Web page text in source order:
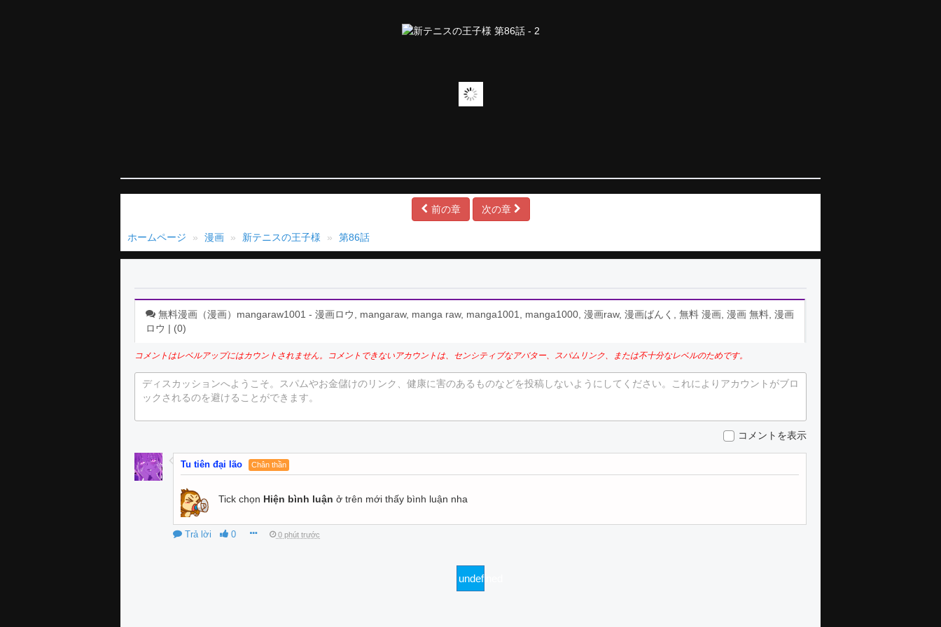
前の章 次の章
ホームページ 漫画 新テニスの王子様 第86話
無料漫画（漫画）mangaraw1001 - 漫画ロウ, mangaraw, manga raw, manga1001, manga1000, 漫画raw, 漫画ばんく, 無料 漫画, 漫画 無料, 漫画
ロウ | (0)
コメントはレベルアップにはカウントされません。コメントできないアカウントは、センシティブなアバター、スパムリンク、または不十分なレベルのためです。
ディスカッションへようこそ。スパムやお金儲けのリンク、健康に害のあるものなどを投稿しないようにしてください。これによりアカウントがブロ
ックされるのを避けることができます。
コメントを表示
Tu tiên đại lão Chân thần
Tick chọn Hiện bình luận ở trên mới thấy bình luận nha
Trả lời 0 0 phút trước
undefined